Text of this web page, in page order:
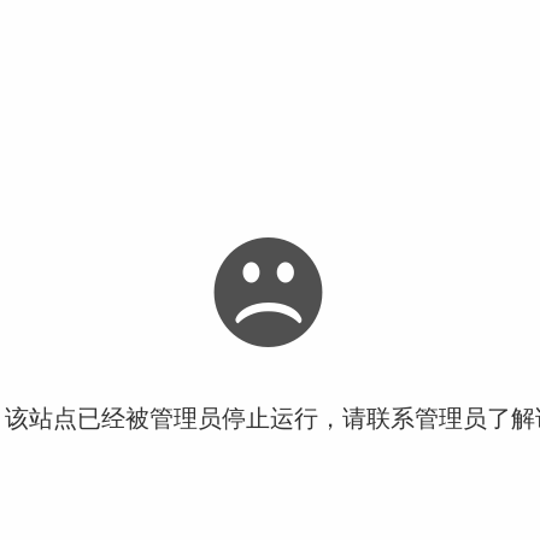
站点已经被管理员停止运行，请联系管理员了